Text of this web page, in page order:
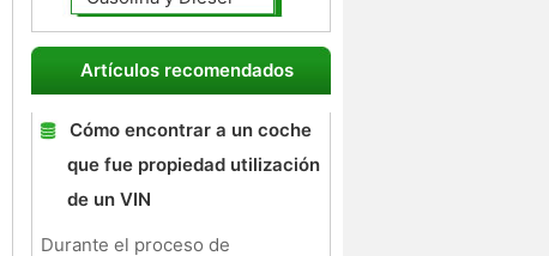
Artículos recomendados
Cómo encontrar a un coche
que fue propiedad utilización
de un VIN
Durante el proceso de